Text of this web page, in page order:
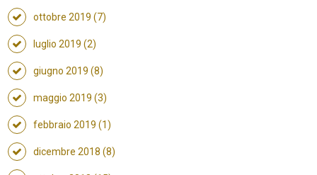
ottobre 2019 (7)
luglio 2019 (2)
giugno 2019 (8)
maggio 2019 (3)
febbraio 2019 (1)
dicembre 2018 (8)